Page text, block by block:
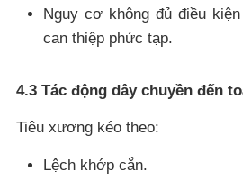
Nguy cơ không đủ điều
can thiệp phức tạp.
4.3 Tác động dây chuyền đến
Tiêu xương kéo theo:
Lệch khớp cắn.